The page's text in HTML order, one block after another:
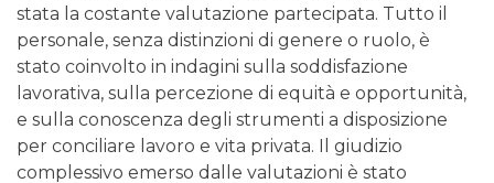
stata la costante valutazione partecipata. Tutto il
personale, senza distinzioni di genere o ruolo, è
stato coinvolto in indagini sulla soddisfazione
lavorativa, sulla percezione di equità e opportunità,
e sulla conoscenza degli strumenti a disposizione
per conciliare lavoro e vita privata. Il giudizio
complessivo emerso dalle valutazioni è stato